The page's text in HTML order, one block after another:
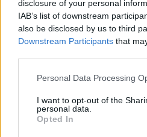
disclosure of your personal
IAB’s list of downstream
also be disclosed by us to third
Downstream Participants that
Personal Data Processing
I want to opt-out of the
personal data.
Opted In